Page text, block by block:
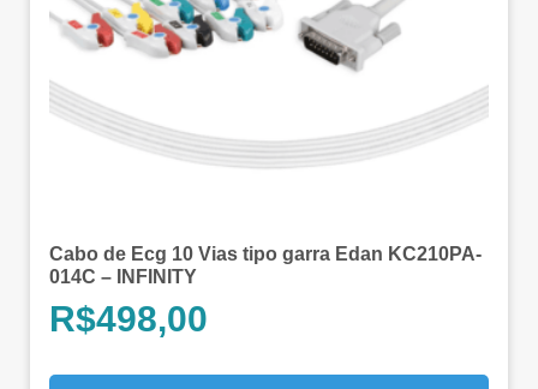
Cabo de Ecg 10 Vias tipo garra Edan KC210PA-
014C – INFINITY
R$498,00